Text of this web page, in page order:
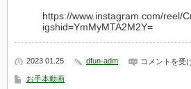
生
第
ッ
https://www.instagram.com/reel/
igshid=YmMyMTA2M2Y=
2023 01.25 dfun-adm
Ⅴ,Ⅳ
コメントを受
お手本動画